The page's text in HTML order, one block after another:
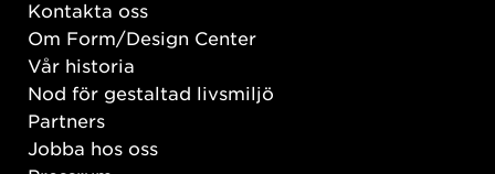
Kontakta oss
Om Form/Design Center
Vår historia
Nod för gestaltad livsmiljö
Partners
Jobba hos oss